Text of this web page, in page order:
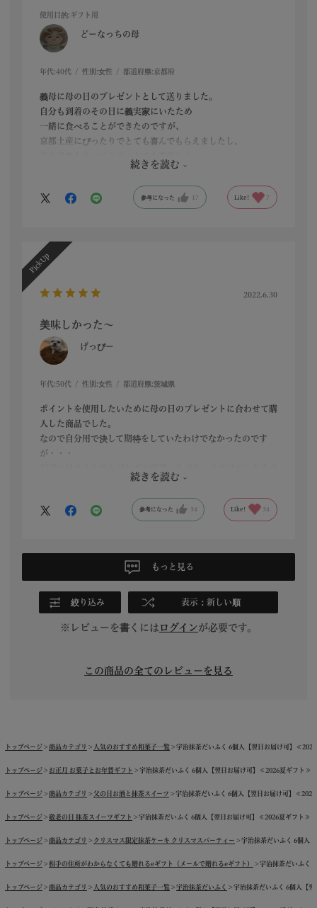
使用目的:ギフト用
どーなっちの母
年代:40代 性別:女性 都道府県: 京都府
義母に母の日のプレゼントとして送りました。
自分も到着のその日に義実家にいたため
一緒に食べることができたのですが、
京都土産にぴったりでとても喜んでもらえましたし、
抹茶餡もたっぷりでなめらかで上品と感じ、
良い贈り物をしたなと満足できました。
続きを読む
参考になった 17 Like! 7
2022.6.30
美味しかった～
げっぴー
年代: 50代 性別:女性 都道府県:茨城県
ポイントを使用したいために母の日のプレゼントに合わせて購
入した商品でした。
なので自分用で決して期待をしていたわけでなかったのです
が・・・
賞味期限がある中で長く楽しめる。という提案をしてください
ました。ありがたかったです！
そして味がとにかく美味しくて、あっという間に食べ終わって
思ってます。
続きを読む
参考になった 34 Like! 34
もっと見る
絞り込み 表示：新しい順
※レビューを書くには ログインが必要です。
この商品の全てのレビューを見る
トップページ 商品カテゴリ 人気のおすすめ和菓子一覧 宇治抹茶だいふく 6個入【翌日お届け可】
トップページ お正月 お菓子とお年賀ギフト 宇治抹茶だいふく 6個入【翌日お届け可】≪2026夏ギフト≫
トップページ 商品カテゴリ 父の日お酒と抹茶スイーツ 宇治抹茶だいふく 6個入【翌日お届け可】
トップページ 敬老の日 抹茶スイーツギフト 宇治抹茶だいふく 6個入【翌日お届け可】≪2026夏ギフト≫
トップページ 商品カテゴリ クリスマス限定抹茶ケーキ クリスマスパーティー 宇治抹茶だいふく 6個入
トップページ 相手の住所がわからなくても贈れるeギフト（メールで贈れるeギフト） 宇治抹茶だいふく
トップページ 商品カテゴリ 人気のおすすめ和菓子一覧 宇治抹茶だいふく 宇治抹茶だいふく 6個入【